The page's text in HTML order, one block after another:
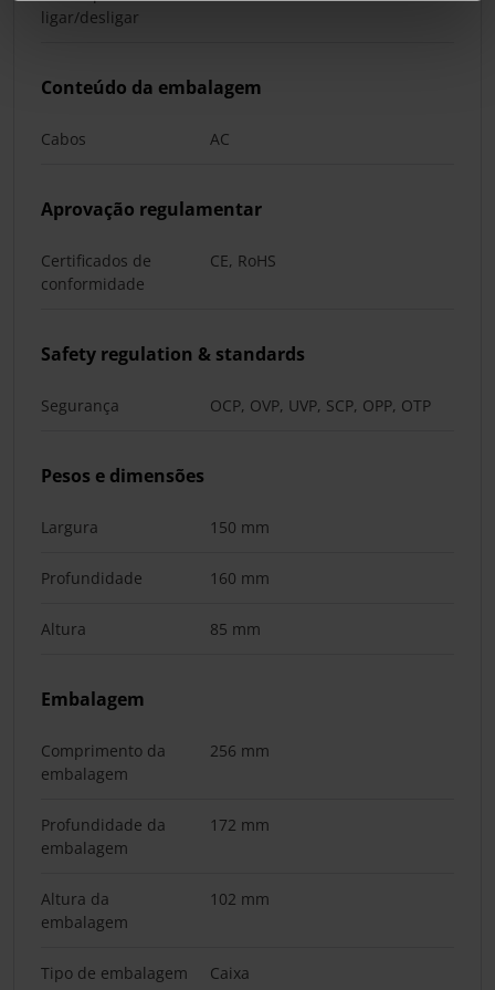
ligar/desligar
Conteúdo da embalagem
Cabos AC
Aprovação regulamentar
Certificados de
conformidade
CE, RoHS
Safety regulation & standards
Segurança OCP, OVP, UVP, SCP, OPP, OTP
Pesos e dimensões
Largura 150 mm
Profundidade 160 mm
Altura 85 mm
Embalagem
Comprimento da
embalagem
256 mm
Profundidade da
embalagem
172 mm
Altura da
embalagem
102 mm
Tipo de embalagem Caixa